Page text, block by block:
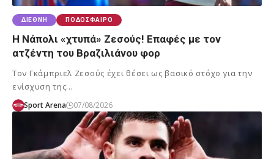
ΔΙΕΘΝΉ ΠΟΔΌΣΦΑΙΡΟ
Η Νάπολι «χτυπά» Ζεσούς! Επαφές με τον
ατζέντη του Βραζιλιάνου φορ
Τον Γκάμπριελ Ζεσούς έχει θέσει ως βασικό στόχο για την
ενίσχυση της…
Sport Arena 07/08/2026